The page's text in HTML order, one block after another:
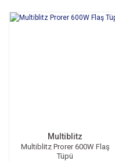
Multiblitz
Multiblitz Prorer 600W Flaş
Tüpü